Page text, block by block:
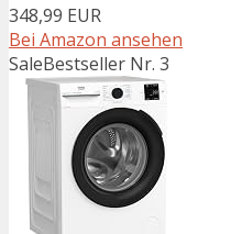
348,99 EUR
Bei Amazon ansehen
SaleBestseller Nr. 3